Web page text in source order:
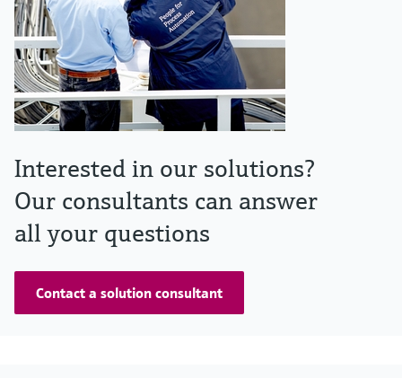
Interested in our solutions?
Our consultants can answer
all your questions
Contact a solution consultant